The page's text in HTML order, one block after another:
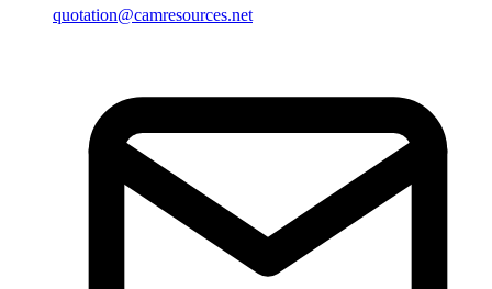
quotation@camresources.net